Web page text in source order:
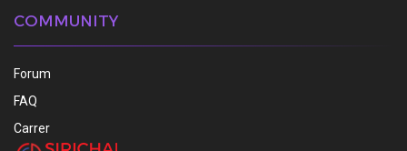
COMMUNITY
Forum
FAQ
Carrer